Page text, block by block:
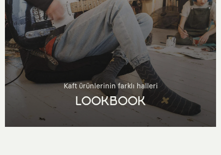
Kaft ürünlerinin farklı halleri
LOOKBOOK